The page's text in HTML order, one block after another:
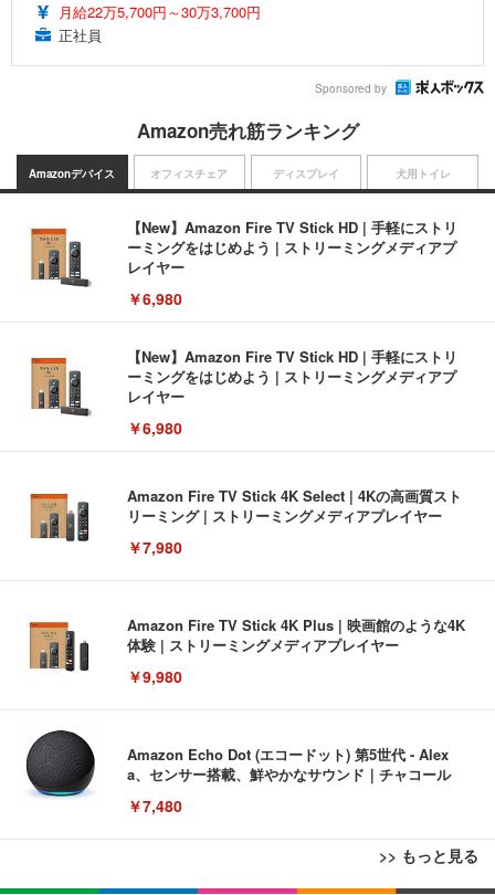
月給22万5,700円～30万3,700円
正社員
Sponsored by
Amazon売れ筋ランキング
Amazonデバイス
【New】Amazon Fire TV Stick HD | 手軽にストリ
ーミングをはじめよう | ストリーミングメディアプ
レイヤー
￥6,980
【New】Amazon Fire TV Stick HD | 手軽にストリ
ーミングをはじめよう | ストリーミングメディアプ
レイヤー
￥6,980
Amazon Fire TV Stick 4K Select | 4Kの高画質スト
リーミング | ストリーミングメディアプレイヤー
￥7,980
Amazon Fire TV Stick 4K Plus | 映画館のような4K
体験 | ストリーミングメディアプレイヤー
￥9,980
Amazon Echo Dot (エコードット) 第5世代 - Alex
a、センサー搭載、鮮やかなサウンド｜チャコール
￥7,480
>> もっと見る
オフィスチェア ディスプレイ 犬用トイレ